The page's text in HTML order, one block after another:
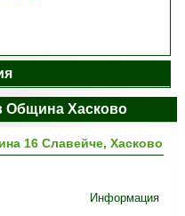
Община Хасково
16 Славейче, Хасково
Информация